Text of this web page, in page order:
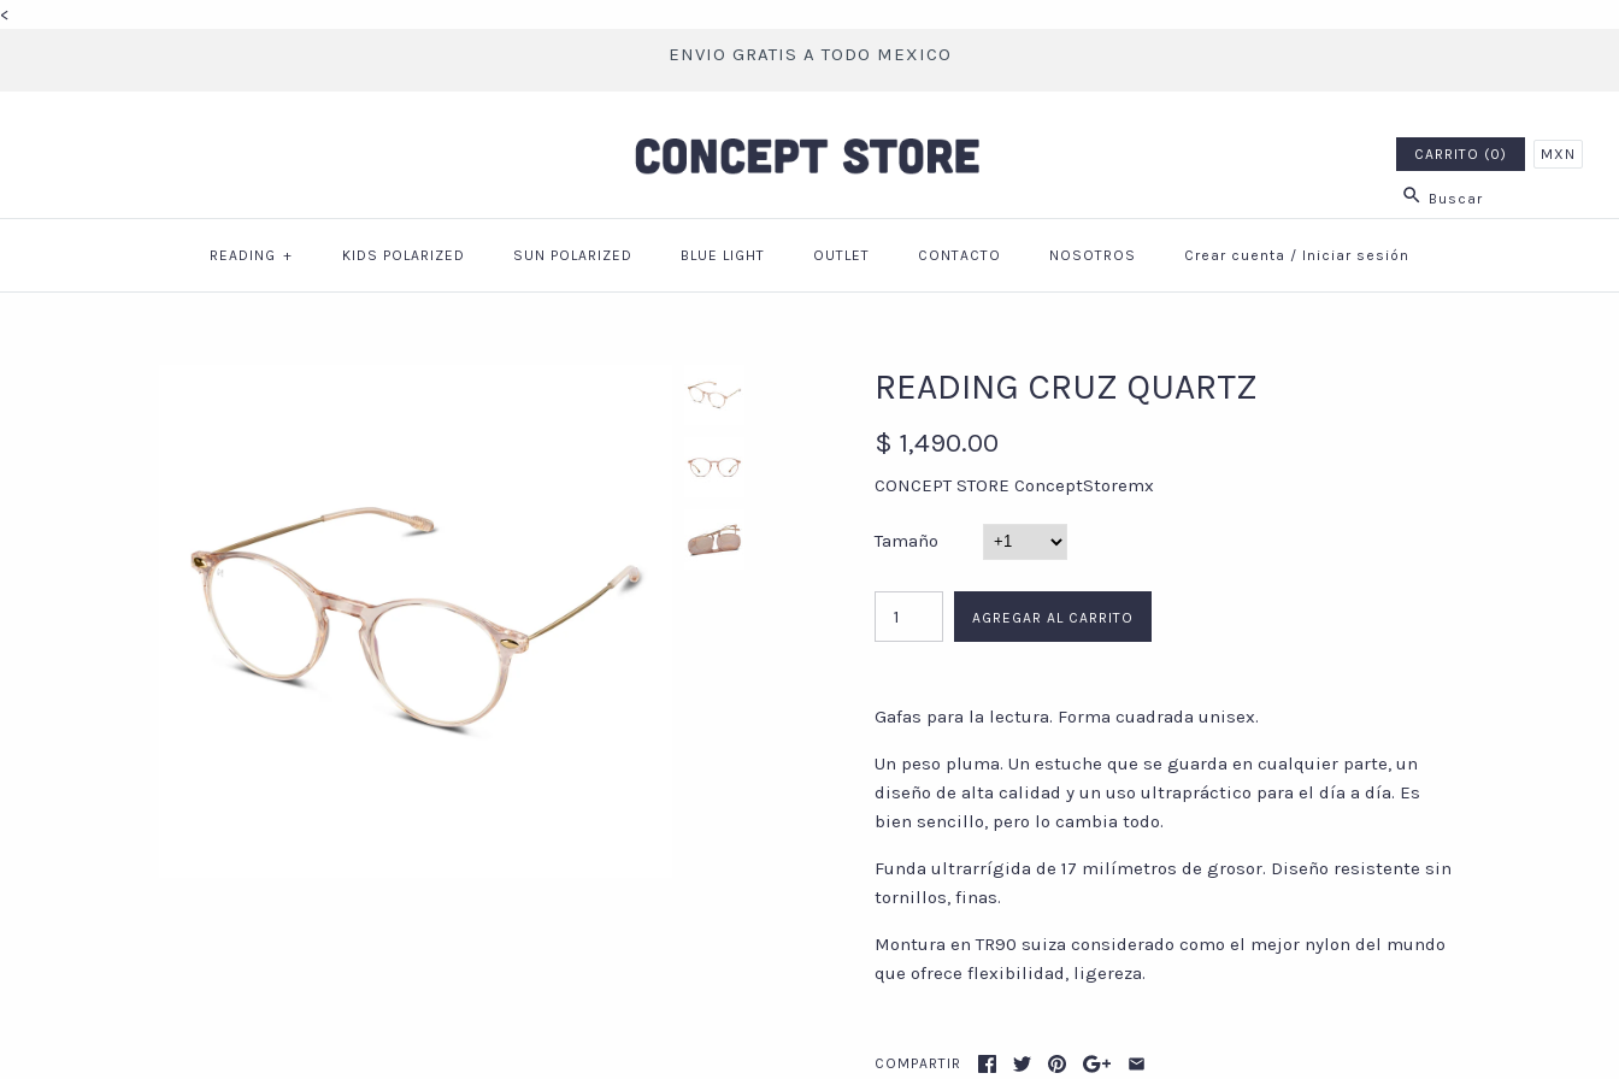
<
ENVIO GRATIS A TODO MEXICO
CARRITO (0) MXN
READING + KIDS POLARIZED SUN POLARIZED BLUE LIGHT OUTLET CONTACTO NOSOTROS Crear cuenta / Iniciar sesión
READING CRUZ QUARTZ
$ 1,490.00
CONCEPT STORE ConceptStoremx
Tamaño
Gafas para la lectura. Forma cuadrada unisex.
Un peso pluma. Un estuche que se guarda en cualquier parte, un
diseño de alta calidad y un uso ultrapráctico para el día a día. Es
bien sencillo, pero lo cambia todo.
Funda ultrarrígida de 17 milímetros de grosor. Diseño resistente sin
tornillos, finas.
Montura en TR90 suiza considerado como el mejor nylon del mundo
que ofrece flexibilidad, ligereza.
COMPARTIR